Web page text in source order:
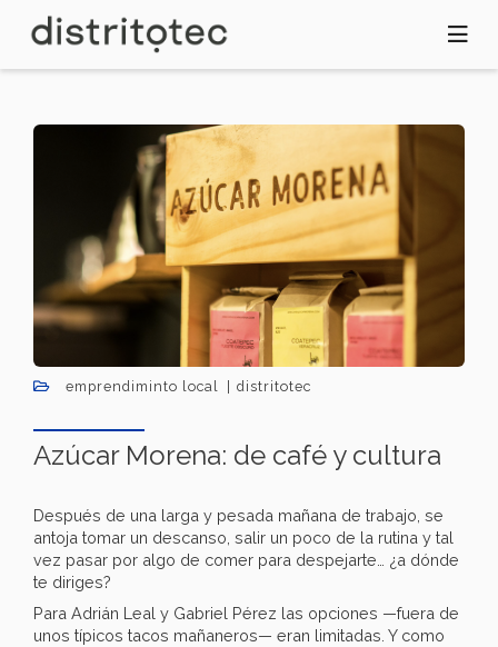
principal
emprendiminto local distritotec
Azúcar Morena: de café y cultura
Después de una larga y pesada mañana de trabajo, se
antoja tomar un descanso, salir un poco de la rutina y tal
vez pasar por algo de comer para despejarte… ¿a dónde
te diriges?
Para Adrián Leal y Gabriel Pérez las opciones —fuera de
unos típicos tacos mañaneros— eran limitadas. Y como